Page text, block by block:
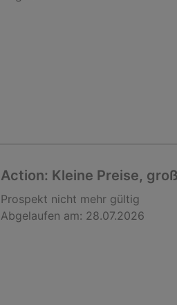
Action: Kleine Preise,
Prospekt nicht mehr gültig
Abgelaufen am: 28.07.2026